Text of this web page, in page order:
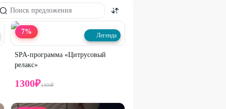
7% Легенда
SPA-программа «Цитрусовый
релакс»
1300₽1400₽